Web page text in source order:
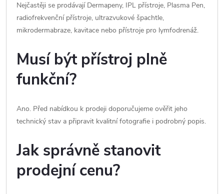
Nejčastěji se prodávají Dermapeny, IPL přístroje, Plasma Pen,
radiofrekvenční přístroje, ultrazvukové špachtle,
mikrodermabraze, kavitace nebo přístroje pro lymfodrenáž.
Musí být přístroj plně
funkční?
Ano. Před nabídkou k prodeji doporučujeme ověřit jeho
technický stav a připravit kvalitní fotografie i podrobný popis.
Jak správně stanovit
prodejní cenu?